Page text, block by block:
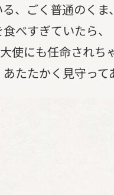
、ごく普通のくま
べすぎていたら、
使にも任命されち
たたかく見守って